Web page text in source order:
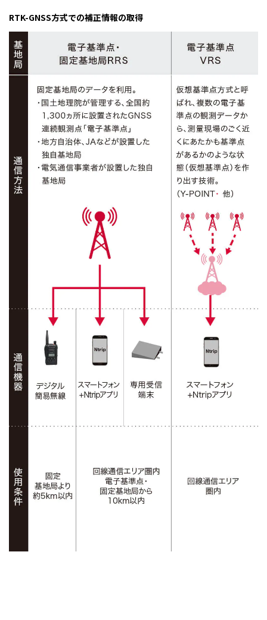
RTK-GNSS方式での補正情報の取得